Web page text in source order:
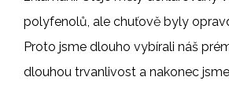
polyfenolů, ale chuťově byly
Proto jsme dlouho vybírali náš
dlouhou trvanlivost a nakonec